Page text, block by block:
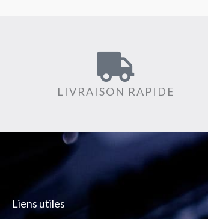
LIVRAISON RAPIDE
Liens utiles